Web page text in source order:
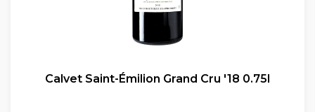
Calvet Saint-Émilion Grand Cru '18 0.75l